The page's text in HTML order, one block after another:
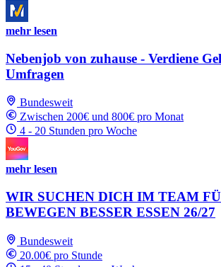
mehr lesen
Nebenjob von zuhause - Verdiene
Umfragen
Bundesweit
Zwischen 200€ und 800€ pro Monat
4 - 20 Stunden pro Woche
mehr lesen
WIR SUCHEN DICH IM TEAM
BEWEGEN BESSER ESSEN 26/27
Bundesweit
20.00€ pro Stunde